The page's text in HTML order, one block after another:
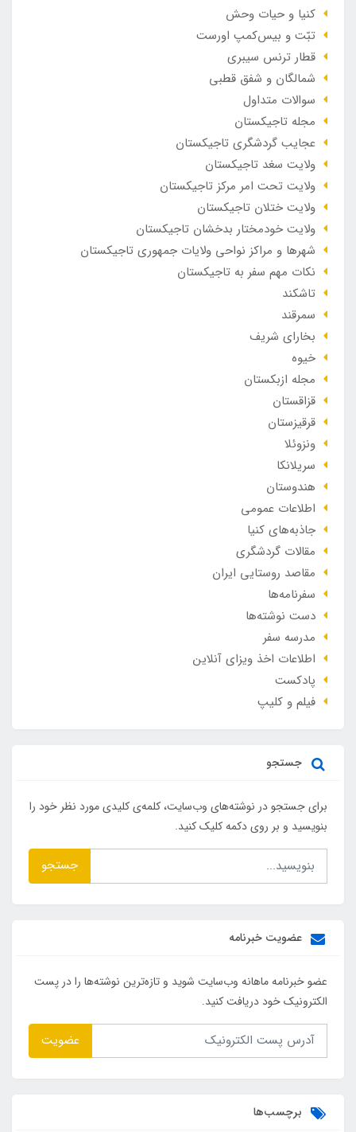
کنیا و حیات وحش
تبّت و بیس‌کمپ اورست
قطار ترنس سیبری
شمالگان و شفق قطبی
سوالات متداول
مجله تاجیکستان
عجایب گردشگری تاجیکستان
ولایت سغد تاجیکستان
ولایت تحت امر مرکز تاجیکستان
ولایت ختلان تاجیکستان
ولایت خودمختار بدخشان تاجیکستان
شهرها و مراکز نواحی ولایات جمهوری تاجیکستان
نکات مهم سفر به تاجیکستان
تاشکند
سمرقند
بخارای شریف
خیوه
مجله ازبکستان
قزاقستان
قرقیزستان
ونزوئلا
سریلانکا
هندوستان
اطلاعات عمومی
جاذبه‌های کنیا
مقالات گردشگری
مقاصد روستایی ایران
سفرنامه‌ها
دست نوشته‌ها
مدرسه سفر
اطلاعات اخذ ویزای آنلاین
پادکست
فیلم و کلیپ
جستجو
برای جستجو در نوشته‌های وب‌سایت، کلمه‌ی کلیدی مورد نظر خود را
بنویسید و بر روی دکمه کلیک کنید.
جستجو
عضویت خبرنامه
عضو خبرنامه ماهانه وب‌سایت شوید و تازه‌ترین نوشته‌ها را در پست
الکترونیک خود دریافت کنید.
عضویت
برچسب‌ها